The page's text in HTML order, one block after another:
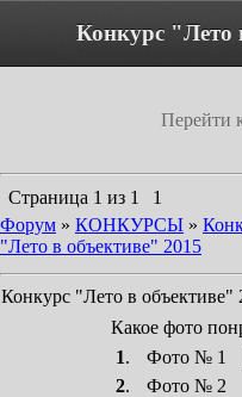
Перейти
Страница 1 из 1
1
Форум » КОНКУРСЫ »
"Лето в объективе" 2015
Конкурс "Лето в объективе"
Какое фото
1. Фото № 1
2. Фото № 2